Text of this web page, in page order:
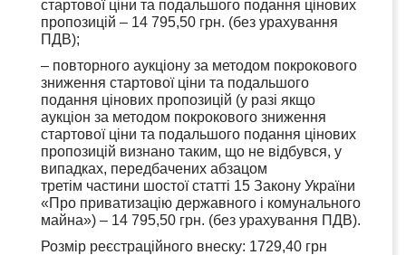
стартової ціни та подальшого подання цінових
пропозицій – 14 795,50 грн. (без урахування
ПДВ);
– повторного аукціону за методом покрокового
зниження стартової ціни та подальшого
подання цінових пропозицій (у разі якщо
аукціон за методом покрокового зниження
стартової ціни та подальшого подання цінових
пропозицій визнано таким, що не відбувся, у
випадках, передбачених абзацом
третім частини шостої статті 15 Закону України
«Про приватизацію державного і комунального
майна») – 14 795,50 грн. (без урахування ПДВ).
Розмір реєстраційного внеску: 1729,40 грн